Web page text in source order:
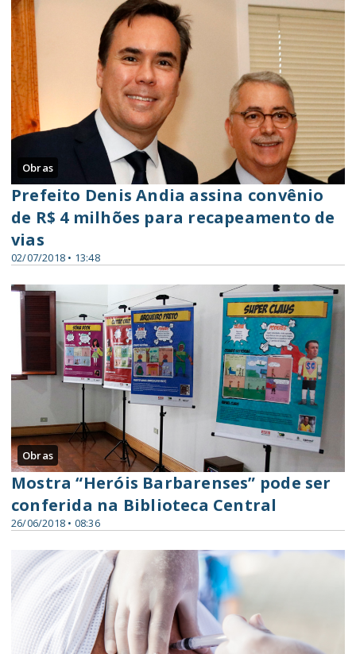
Obras
02/07/2018 • 13:48
Prefeito Denis Andia assina convênio
de R$ 4 milhões para recapeamento de
vias
Obras
26/06/2018 • 08:36
Mostra “Heróis Barbarenses” pode ser
conferida na Biblioteca Central